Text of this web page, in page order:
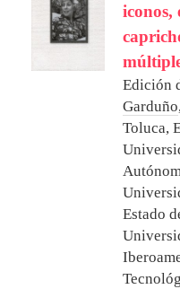
iconos,
Edición
Garduño
Toluca,
Estado